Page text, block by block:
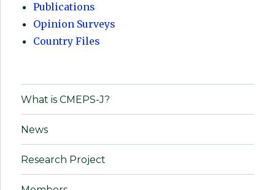
Publications
Opinion Surveys
Country Files
What is CMEPS-J?
News
Research Project